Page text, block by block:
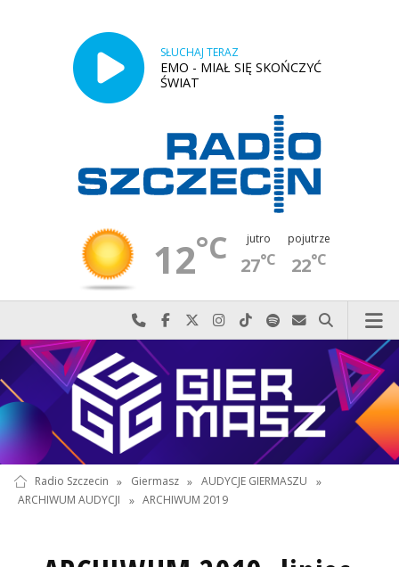
SŁUCHAJ TERAZ
EMO - MIAŁ SIĘ SKOŃCZYĆ
ŚWIAT
12°C jutro
27°C
pojutrze
22°C
Najlepiej po prostu do nas zadzwoń
Odwiedź nas na Facebook-u
Odwiedź nas na X
Odwiedź nas na Instagram-ie
Odwiedź nas na TikTok-u
Szukaj nas na Spotify
Wyślij do nas
Szukaj
Radio Szczecin » Giermasz » AUDYCJE GIERMASZU
»
ARCHIWUM AUDYCJI
» ARCHIWUM 2019